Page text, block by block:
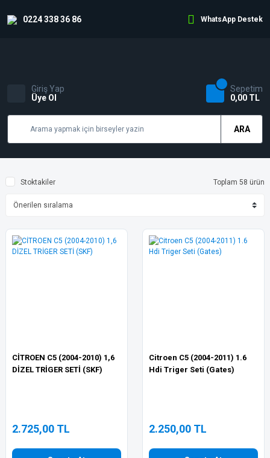
0224 338 36 86 WhatsApp Destek
ARA
Giriş Yap
Üye Ol
Sepetim
0,00 TL
Stoktakiler Toplam 58 ürün
CİTROEN C5 (2004-2010) 1,6
DİZEL TRİGER SETİ (SKF)
2.725,00 TL
Citroen C5 (2004-2011) 1.6
Hdi Triger Seti (Gates)
2.250,00 TL